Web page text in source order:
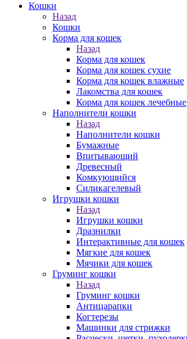
Кошки
Назад
Кошки
Корма для кошек
Назад
Корма для кошек
Корма для кошек сухие
Корма для кошек влажные
Лакомства для кошек
Корма для кошек лечебные
Наполнители кошки
Назад
Наполнители кошки
Бумажные
Впитывающий
Древесный
Комкующийся
Силикагелевый
Игрушки кошки
Назад
Игрушки кошки
Дразнилки
Интерактивные для кошек
Мягкие для кошек
Мячики для кошек
Груминг кошки
Назад
Груминг кошки
Антицарапки
Когтерезы
Машинки для стрижки